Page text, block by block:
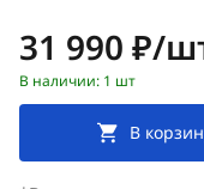
Цена:
31 990 ₽/
В наличии: 1 шт
В